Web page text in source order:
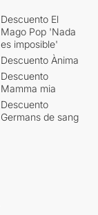
Descuento El
Mago Pop 'Nada
es imposible'
Descuento Ànima
Descuento
Mamma mia
Descuento
Germans de sang